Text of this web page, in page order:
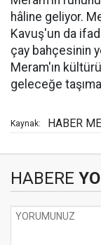
hâline geliyor.
Kavuş'un da
çay bahçesinin
Meram'ın
geleceğe
Kaynak: HABER
HABERE